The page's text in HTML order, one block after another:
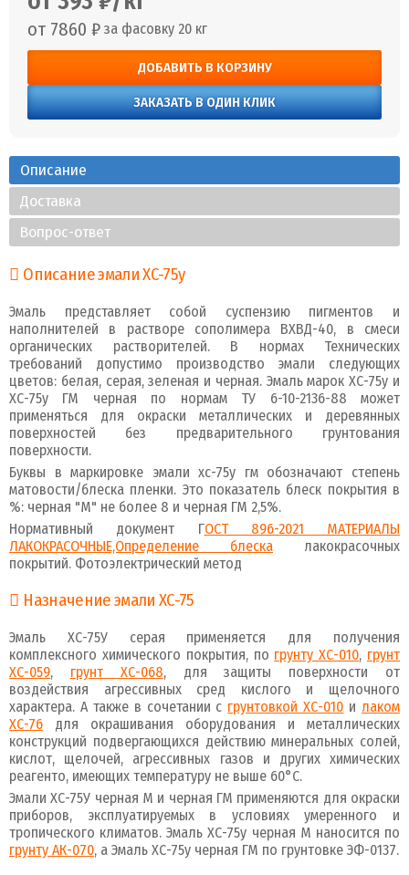
от 7860 ₽ за фасовку 20 кг
ДОБАВИТЬ В КОРЗИНУ
ЗАКАЗАТЬ В ОДИН КЛИК
Описание
Доставка
Вопрос-ответ
Описание эмали ХС-75у
Эмаль представляет собой суспензию пигментов и
наполнителей в растворе сополимера ВХВД-40, в смеси
органических растворителей. В нормах Технических
требований допустимо производство эмали следующих
цветов: белая, серая, зеленая и черная. Эмаль марок ХС-75у и
ХС-75у ГМ черная по нормам ТУ 6-10-2136-88 может
применяться для окраски металлических и деревянных
поверхностей без предварительного грунтования
поверхности.
Буквы в маркировке эмали хс-75у гм обозначают степень
матовости/блеска пленки. Это показатель блеск покрытия в
%: черная "М" не более 8 и черная ГМ 2,5%.
Нормативный документ ГОСТ 896-2021 МАТЕРИАЛЫ
ЛАКОКРАСОЧНЫЕ,Определение блеска лакокрасочных
покрытий. Фотоэлектрический метод
Назначение эмали ХС-75
Эмаль ХС-75У серая применяется для получения
комплексного химического покрытия, по грунту ХС-010, грунт
ХС-059, грунт ХС-068, для защиты поверхности от
воздействия агрессивных сред кислого и щелочного
характера. А также в сочетании с грунтовкой ХС-010 и лаком
ХС-76 для окрашивания оборудования и металлических
конструкций подвергающихся действию минеральных солей,
кислот, щелочей, агрессивных газов и других химических
реагенто, имеющих температуру не выше 60°C.
Эмали ХС-75У черная М и черная ГМ применяются для окраски
приборов, эксплуатируемых в условиях умеренного и
тропического климатов. Эмаль ХС-75у черная М наносится по
грунту АК-070, а Эмаль ХС-75у черная ГМ по грунтовке ЭФ-0137.